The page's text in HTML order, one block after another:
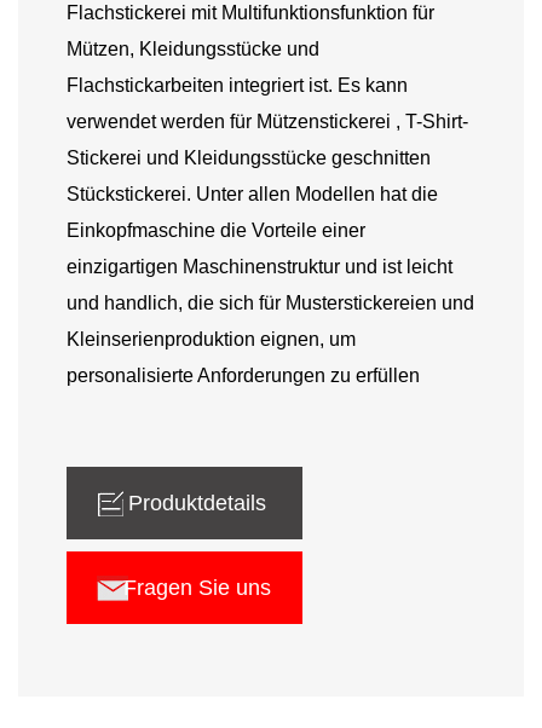
Flachstickerei mit Multifunktionsfunktion für
Mützen, Kleidungsstücke und
Flachstickarbeiten integriert ist. Es kann
verwendet werden für Mützenstickerei , T-Shirt-
Stickerei und Kleidungsstücke geschnitten
Stückstickerei. Unter allen Modellen hat die
Einkopfmaschine die Vorteile einer
einzigartigen Maschinenstruktur und ist leicht
und handlich, die sich für Musterstickereien und
Kleinserienproduktion eignen, um
personalisierte Anforderungen zu erfüllen
Produktdetails
Fragen Sie uns